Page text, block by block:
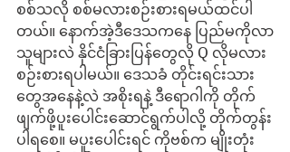
စစ်သလို စစ်မလားစဉ်းစားရမယ်ထင်ပါ
တယ်။ နောက်အဲ့ဒီဒေသကနေ ပြည်မကိုလာ
သူများလဲ နိုင်ငံခြားပြန်တွေလို Q လိုမလား
စဉ်းစားရပါမယ်။ ဒေသခံ တိုင်းရင်းသား
တွေအနေနဲ့လဲ အစိုးရနဲ့ ဒီရောဂါကို တိုက်
ဖျက်ဖို့ပူးပေါင်းဆောင်ရွက်ပါလို့ တိုက်တွန်း
ပါရစေ။ မပူးပေါင်းရင် ကိုဗစ်က မျိုးတုံး